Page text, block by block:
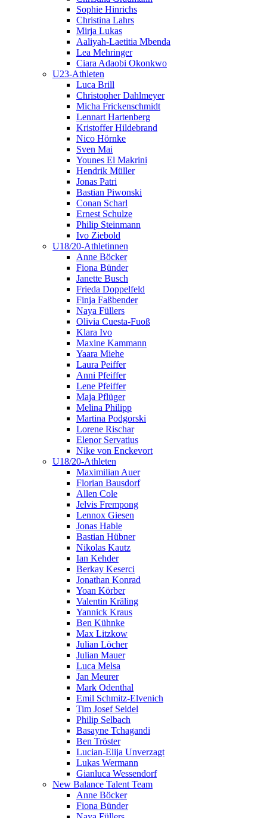
Sophie Hinrichs
Christina Lahrs
Mirja Lukas
Aaliyah-Laetitia Mbenda
Lea Mehringer
Ciara Adaobi Okonkwo
U23-Athleten
Luca Brill
Christopher Dahlmeyer
Micha Frickenschmidt
Lennart Hartenberg
Kristoffer Hildebrand
Nico Hörnke
Sven Mai
Younes El Makrini
Hendrik Müller
Jonas Patri
Bastian Piwonski
Conan Scharl
Ernest Schulze
Philip Steinmann
Ivo Ziebold
U18/20-Athletinnen
Anne Böcker
Fiona Bünder
Janette Busch
Frieda Doppelfeld
Finja Faßbender
Naya Füllers
Olivia Cuesta-Fuoß
Klara Ivo
Maxine Kammann
Yaara Miehe
Laura Peiffer
Anni Pfeiffer
Lene Pfeiffer
Maja Pflüger
Melina Philipp
Martina Podgorski
Lorene Rischar
Elenor Servatius
Nike von Enckevort
U18/20-Athleten
Maximilian Auer
Florian Bausdorf
Allen Cole
Jelvis Frempong
Lennox Giesen
Jonas Hable
Bastian Hübner
Nikolas Kautz
Ian Kehder
Berkay Keserci
Jonathan Konrad
Yoan Körber
Valentin Kräling
Yannick Kraus
Ben Kühnke
Max Litzkow
Julian Löcher
Julian Mauer
Luca Melsa
Jan Meurer
Mark Odenthal
Emil Schmitz-Elvenich
Tim Josef Seidel
Philip Selbach
Basayne Tchagandi
Ben Tröster
Lucian-Elija Unverzagt
Lukas Wermann
Gianluca Wessendorf
New Balance Talent Team
Anne Böcker
Fiona Bünder